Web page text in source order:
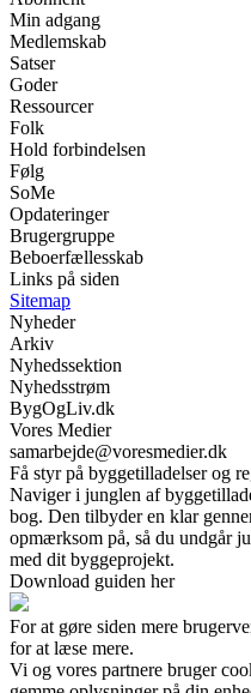
Min adgang
Medlemskab
Satser
Goder
Ressourcer
Folk
Hold forbindelsen
Følg
SoMe
Opdateringer
Brugergruppe
Beboerfællesskab
Links på siden
Sitemap
Nyheder
Arkiv
Nyhedssektion
Nyhedsstrøm
BygOgLiv.dk
Vores Medier
samarbejde@voresmedier.dk
Få styr på byggetilladelser og
Naviger i junglen af
bog. Den tilbyder en klar
opmærksom på, så du undgår
med dit byggeprojekt.
Download guiden her
For at gøre siden mere
for at læse mere.
Vi og vores partnere bruger